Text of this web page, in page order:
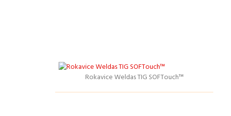
Rokavice Weldas TIG SOFTouch™